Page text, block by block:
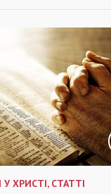
ХРИСТІ, СТАТТІ